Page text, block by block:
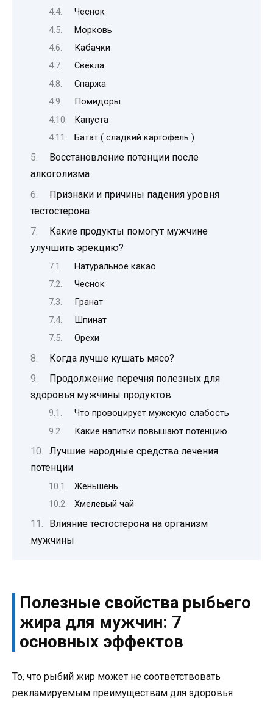
Чеснок
Морковь
Кабачки
Свёкла
Спаржа
Помидоры
Капуста
Батат ( сладкий картофель )
Восстановление потенции после
алкоголизма
Признаки и причины падения уровня
тестостерона
Какие продукты помогут мужчине
улучшить эрекцию?
Натуральное какао
Чеснок
Гранат
Шпинат
Орехи
Когда лучше кушать мясо?
Продолжение перечня полезных для
здоровья мужчины продуктов
Что провоцирует мужскую слабость
Какие напитки повышают потенцию
Лучшие народные средства лечения
потенции
Женьшень
Хмелевый чай
Влияние тестостерона на организм
мужчины
Полезные свойства рыбьего
жира для мужчин: 7
основных эффектов
То, что рыбий жир может не соответствовать
рекламируемым преимуществам для здоровья